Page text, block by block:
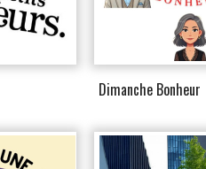
Dimanche Bonheur